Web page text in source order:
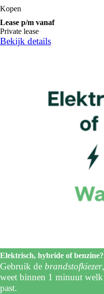
Kopen
Lease p/m vanaf
Private lease
Bekijk details
Elektrisch, hybride of benzine?
Gebruik de brandstofkiezer
weet binnen 1 minuut
past.